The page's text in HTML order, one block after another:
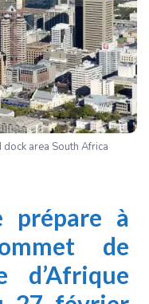
area South Africa
prépare à
de
d’Afrique